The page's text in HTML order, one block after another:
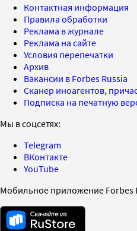
Контактная информация
Правила обработки
Реклама в журнале
Реклама на сайте
Условия перепечатки
Архив
Вакансии в Forbes Russia
Сканер иноагентов,
Подписка на печатную
Мы в соцсетях:
Telegram
ВКонтакте
YouTube
Мобильное приложение Forbes